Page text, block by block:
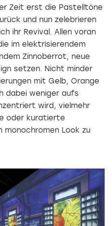
Zeit erst die Pastelltöne
und nun zelebrieren
ihr Revival. Allen voran
im elektrisierendem
Zinnoberrot, neue
setzen. Nicht minder
mit Gelb, Orange
dabei weniger aufs
wird, vielmehr
oder kuratierte
Look zu